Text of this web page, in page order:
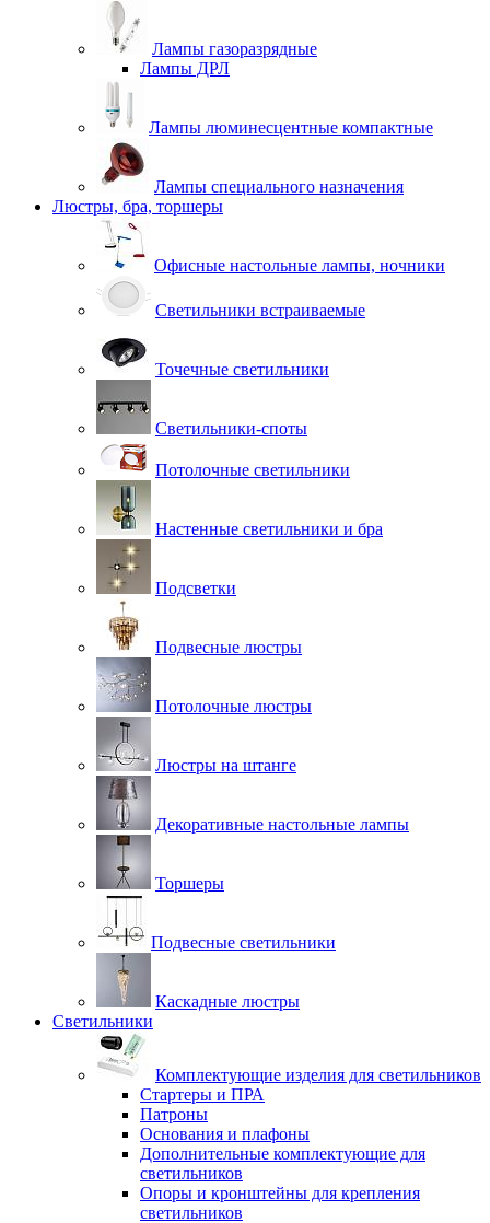
Лампы газоразрядные
Лампы ДРЛ
Лампы люминесцентные компактные
Лампы специального назначения
Люстры, бра, торшеры
Офисные настольные лампы, ночники
Светильники встраиваемые
Точечные светильники
Светильники-споты
Потолочные светильники
Настенные светильники и бра
Подсветки
Подвесные люстры
Потолочные люстры
Люстры на штанге
Декоративные настольные лампы
Торшеры
Подвесные светильники
Каскадные люстры
Светильники
Комплектующие изделия для светильников
Стартеры и ПРА
Патроны
Основания и плафоны
Дополнительные комплектующие для
светильников
Опоры и кронштейны для крепления
светильников